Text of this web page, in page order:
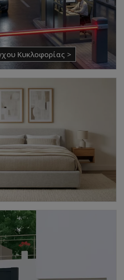
Κυκλοφορίας >